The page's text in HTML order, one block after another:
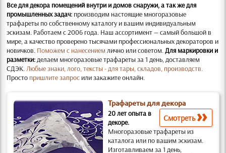
Все для декора помещений внутри и домов снаружи, а так же для
промышленных задач: производим настоящие многоразовые
трафареты по собственному каталогу и вашим индивидуальным
эскизам. Работаем с 2006 года. Наш ассортимент — самый большой в
мире, а качество проверено тысячами профессиональных декораторов и
новичков. Поможем с нанесением лично или советом.Для маркировки и
разметки:делаем многоразовые трафареты за 1 день, доставляем
СДЭК.Любые знаки, лого, тексты - для тары, складов, производств.
Просто пришлите запрос или закажите онлайн.
Трафареты для декора
Смотреть
20 лет опыта в
декоре.
Многоразовые трафареты из
каталога или по вашим эскизам.
Изготавливаем за 1 день,